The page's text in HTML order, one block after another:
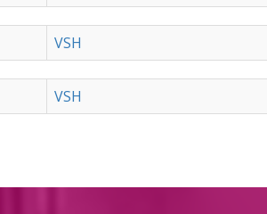
VSH
VSH